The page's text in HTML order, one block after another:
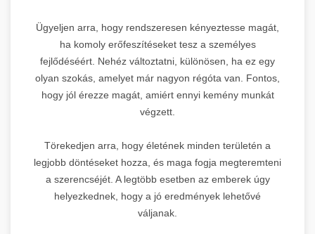
Ügyeljen arra, hogy rendszeresen kényeztesse magát,
ha komoly erőfeszítéseket tesz a személyes
fejlődéséért. Nehéz változtatni, különösen, ha ez egy
olyan szokás, amelyet már nagyon régóta van. Fontos,
hogy jól érezze magát, amiért ennyi kemény munkát
végzett.
Törekedjen arra, hogy életének minden területén a
legjobb döntéseket hozza, és maga fogja megteremteni
a szerencséjét. A legtöbb esetben az emberek úgy
helyezkednek, hogy a jó eredmények lehetővé
váljanak.